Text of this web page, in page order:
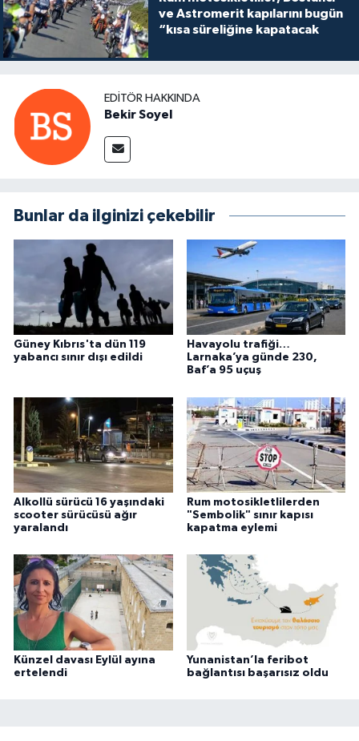
ve Astromerit kapılarını bugün
“kısa süreliğine kapatacak
EDITÖR HAKKINDA
Bekir Soyel
Bunlar da ilginizi çekebilir
Güney Kıbrıs'ta dün 119
yabancı sınır dışı edildi
Havayolu trafiği…
Larnaka’ya günde 230,
Baf’a 95 uçuş
Alkollü sürücü 16 yaşındaki
scooter sürücüsü ağır
yaralandı
Rum motosikletlilerden
"Sembolik" sınır kapısı
kapatma eylemi
Künzel davası Eylül ayına
ertelendi
Yunanistan’la feribot
bağlantısı başarısız oldu